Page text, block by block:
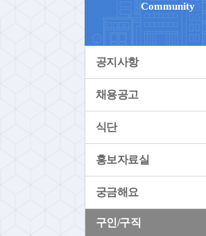
Community
공지사항
채용공고
식단
홍보자료실
궁금해요
구인/구직